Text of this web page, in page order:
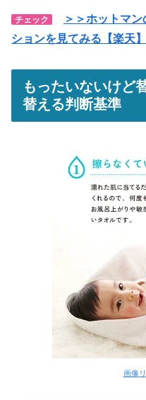
チェック
＞＞ホットマ
ションを見てみる【楽天】
もったいないけど
替える判断基準
画像